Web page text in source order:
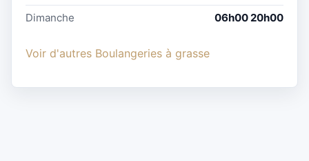
Dimanche
06h00 20h00
Voir d'autres Boulangeries à grasse